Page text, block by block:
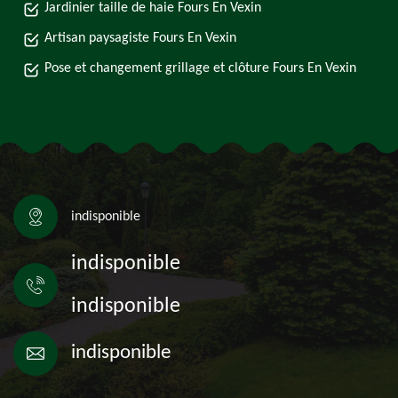
Jardinier taille de haie Fours En Vexin
Artisan paysagiste Fours En Vexin
Pose et changement grillage et clôture Fours En Vexin
indisponible
indisponible
indisponible
indisponible